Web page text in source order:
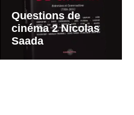
Questions de
cinéma 2 Nicolas
Saada